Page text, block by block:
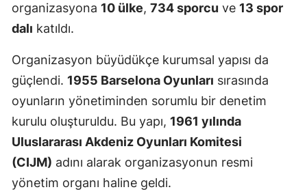
organizasyona 10 ülke, 734 sporcu ve 13 spor
dalı katıldı.
Organizasyon büyüdükçe kurumsal yapısı da
güçlendi. 1955 Barselona Oyunları sırasında
oyunların yönetiminden sorumlu bir denetim
kurulu oluşturuldu. Bu yapı, 1961 yılında
Uluslararası Akdeniz Oyunları Komitesi
(CIJM) adını alarak organizasyonun resmi
yönetim organı haline geldi.